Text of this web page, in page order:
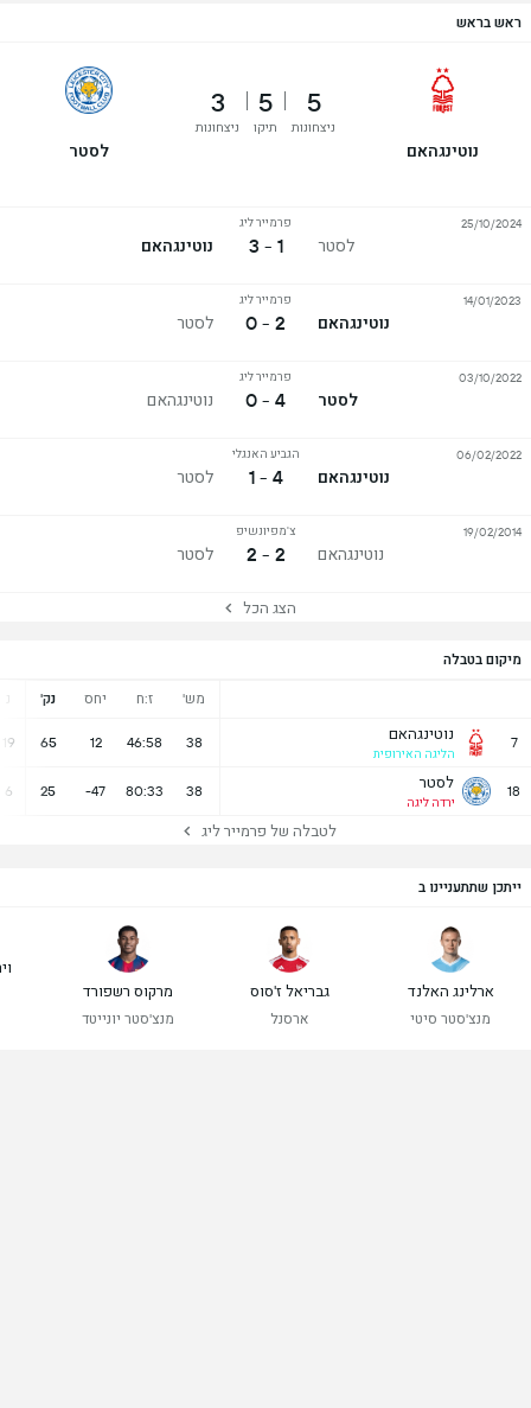
מיקום בטבלה
מש' ז:ח יחס נק' נ
7 נוטינגהאם
הליגה האירופית
38
46:58
12
65
19
18 לסטר
ירדה ליגה
38
80:33
-47
25
6
לטבלה של פרמייר ליג
ראש בראש
נוטינגהאם
5
ניצחונות
5
תיקו
3
ניצחונות
לסטר
לסטר
פרמייר ליג
1 - 3 נוטינגהאם
25/10/2024
נוטינגהאם
פרמייר ליג
2 - 0 לסטר
14/01/2023
לסטר
פרמייר ליג
4 - 0 נוטינגהאם
03/10/2022
נוטינגהאם
הגביע האנגלי
4 - 1 לסטר
06/02/2022
נוטינגהאם
צ'מפיונשיפ
2 - 2 לסטר
19/02/2014
הצג הכל
ייתכן שתתעניינו ב
ארלינג האלנד
מנצ'סטר סיטי
גבריאל ז'סוס
ארסנל
מרקוס רשפורד
מנצ'סטר יונייטד